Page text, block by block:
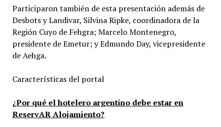
Participaron también de esta presentación además de
Desbots y Landivar, Silvina Ripke, coordinadora de la
Región Cuyo de Fehgra; Marcelo Montenegro,
presidente de Emetur; y Edmundo Day, vicepresidente
de Aehga.
Características del portal
¿Por qué el hotelero argentino debe estar en
ReservAR Alojamiento?